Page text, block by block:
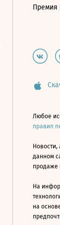
Премия
Любое
правил
данном
продаже
На
на